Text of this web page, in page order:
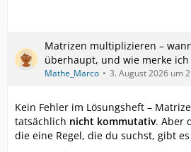
Matrizen multiplizieren –
überhaupt, und wie merke ich
Mathe_Marco 3. August 2026 um
Kein Fehler im Lösungsheft –
tatsächlich nicht kommutativ. Aber
die eine Regel, die du suchst, gibt